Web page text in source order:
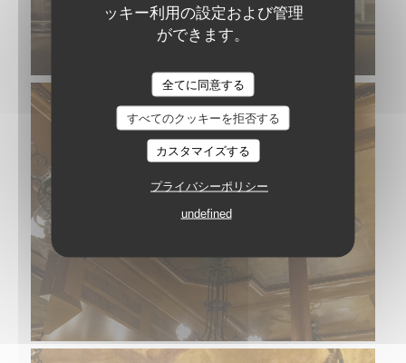
ッキー利用の設定および管理
ができます。
全てに同意する
すべてのクッキーを拒否する
カスタマイズする
プライバシーポリシー
undefined